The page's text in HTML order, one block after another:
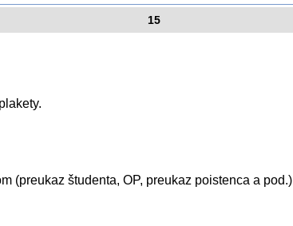
15
(preukaz študenta, OP, preukaz poistenca a pod.)